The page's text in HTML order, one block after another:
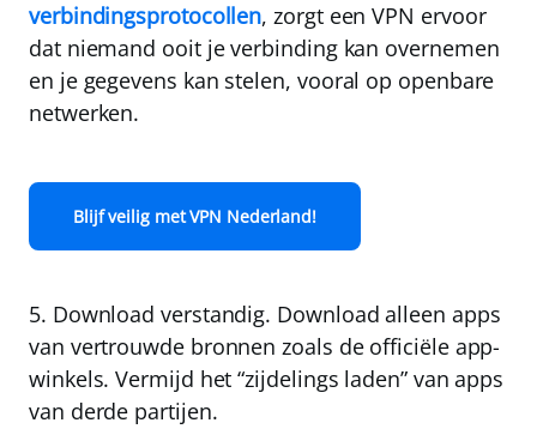
verbindingsprotocollen, zorgt een VPN ervoor
dat niemand ooit je verbinding kan overnemen
en je gegevens kan stelen, vooral op openbare
netwerken.
Blijf veilig met VPN Nederland!
5. Download verstandig. Download alleen apps
van vertrouwde bronnen zoals de officiële app-
winkels. Vermijd het “zijdelings laden” van apps
van derde partijen.